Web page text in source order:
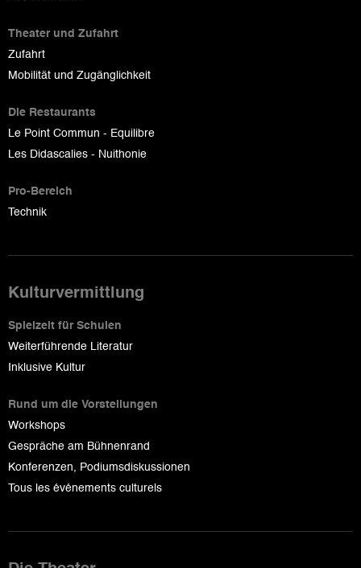
Theater und Zufahrt
Zufahrt
Mobilität und Zugänglichkeit
Die Restaurants
Le Point Commun - Equilibre
Les Didascalies - Nuithonie
Pro-Bereich
Technik
Kulturvermittlung
Spielzeit für Schulen
Weiterführende Literatur
Inklusive Kultur
Rund um die Vorstellungen
Workshops
Gespräche am Bühnenrand
Konferenzen, Podiumsdiskussionen
Tous les événements culturels